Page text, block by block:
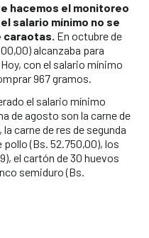
hacemos el monitoreo
salario mínimo no se
caraotas. En octubre de
alcanzaba para
con el salario mínimo
967 gramos.
el salario mínimo
de agosto son la carne de
carne de res de segunda
pollo (Bs. 52.750,00), los
el cartón de 30 huevos
semiduro (Bs.